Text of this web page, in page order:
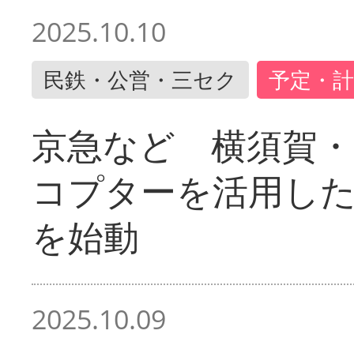
2025.10.10
民鉄・公営・三セク 予定・
京急など 横須賀
コプターを活用し
を始動
2025.10.09